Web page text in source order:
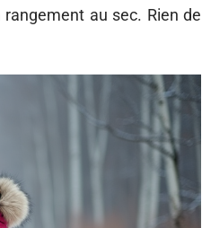
au sec. Rien de